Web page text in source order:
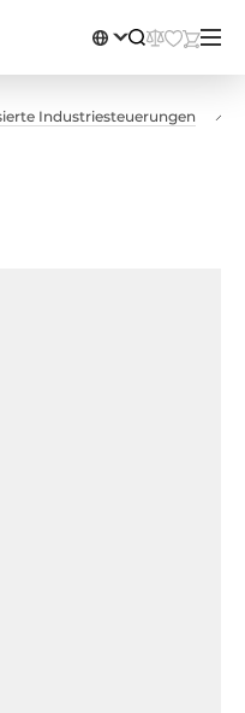
Industriesteuerungen